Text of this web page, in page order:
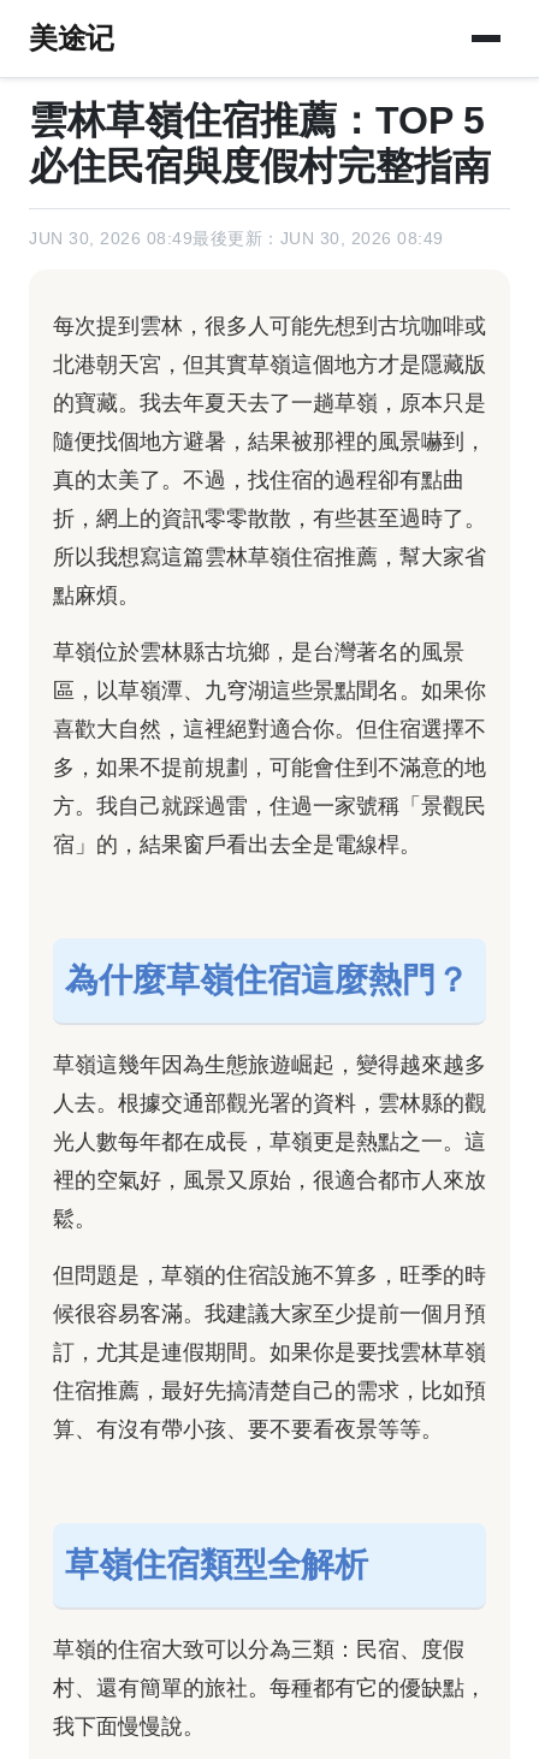
美途记
雲林草嶺住宿推薦：TOP 5
必住民宿與度假村完整指南
JUN 30, 2026 08:49最後更新：JUN 30, 2026 08:49
每次提到雲林，很多人可能先想到古坑咖啡或
北港朝天宮，但其實草嶺這個地方才是隱藏版
的寶藏。我去年夏天去了一趟草嶺，原本只是
隨便找個地方避暑，結果被那裡的風景嚇到，
真的太美了。不過，找住宿的過程卻有點曲
折，網上的資訊零零散散，有些甚至過時了。
所以我想寫這篇雲林草嶺住宿推薦，幫大家省
點麻煩。
草嶺位於雲林縣古坑鄉，是台灣著名的風景
區，以草嶺潭、九穹湖這些景點聞名。如果你
喜歡大自然，這裡絕對適合你。但住宿選擇不
多，如果不提前規劃，可能會住到不滿意的地
方。我自己就踩過雷，住過一家號稱「景觀民
宿」的，結果窗戶看出去全是電線桿。
為什麼草嶺住宿這麼熱門？
草嶺這幾年因為生態旅遊崛起，變得越來越多
人去。根據交通部觀光署的資料，雲林縣的觀
光人數每年都在成長，草嶺更是熱點之一。這
裡的空氣好，風景又原始，很適合都市人來放
鬆。
但問題是，草嶺的住宿設施不算多，旺季的時
候很容易客滿。我建議大家至少提前一個月預
訂，尤其是連假期間。如果你是要找雲林草嶺
住宿推薦，最好先搞清楚自己的需求，比如預
算、有沒有帶小孩、要不要看夜景等等。
草嶺住宿類型全解析
草嶺的住宿大致可以分為三類：民宿、度假
村、還有簡單的旅社。每種都有它的優缺點，
我下面慢慢說。